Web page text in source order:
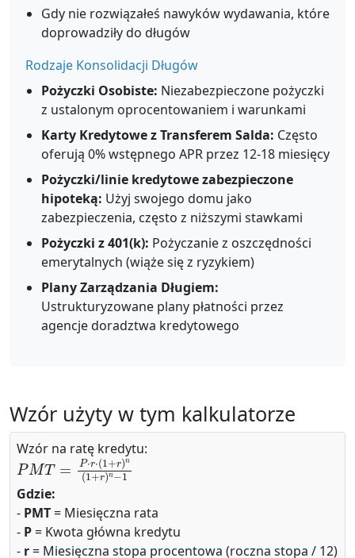
Gdy nie rozwiązałeś nawyków wydawania, które
doprowadziły do długów
Rodzaje Konsolidacji Długów
Pożyczki Osobiste: Niezabezpieczone pożyczki
z ustalonym oprocentowaniem i warunkami
Karty Kredytowe z Transferem Salda: Często
oferują 0% wstępnego APR przez 12-18 miesięcy
Pożyczki/linie kredytowe zabezpieczone
hipoteką: Użyj swojego domu jako
zabezpieczenia, często z niższymi stawkami
Pożyczki z 401(k): Pożyczanie z oszczędności
emerytalnych (wiąże się z ryzykiem)
Plany Zarządzania Długiem:
Ustrukturyzowane plany płatności przez
agencje doradztwa kredytowego
Wzór użyty w tym kalkulatorze
Wzór na ratę kredytu:
PMT=P ⋅r⋅(1+r)n(1+
Gdzie:
- PMT= Miesięczna rata
- P= Kwota główna kredytu
- r= Miesięczna stopa procentowa (roczna stopa / 12)